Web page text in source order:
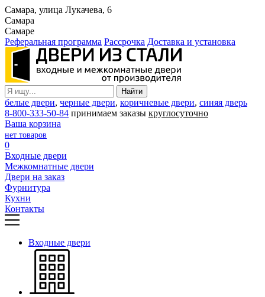
Самара, улица Лукачева, 6
Самара
Самаре
Реферальная программа Рассрочка Доставка и установка
белые двери, черные двери, коричневые двери, синяя дверь
8-800-333-50-84 принимаем заказы круглосуточно
Ваша корзина
нет товаров
0
Входные двери
Межкомнатные двери
Двери на заказ
Фурнитура
Кухни
Контакты
Входные двери